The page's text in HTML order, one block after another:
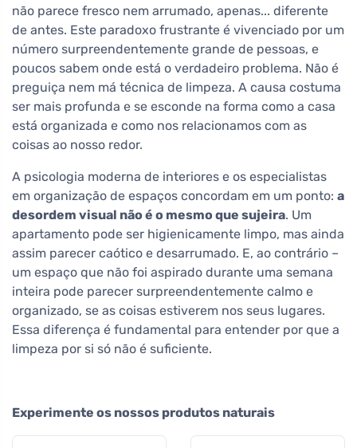
não parece fresco nem arrumado, apenas... diferente
de antes. Este paradoxo frustrante é vivenciado por um
número surpreendentemente grande de pessoas, e
poucos sabem onde está o verdadeiro problema. Não é
preguiça nem má técnica de limpeza. A causa costuma
ser mais profunda e se esconde na forma como a casa
está organizada e como nos relacionamos com as
coisas ao nosso redor.
A psicologia moderna de interiores e os especialistas
em organização de espaços concordam em um ponto: a
desordem visual não é o mesmo que sujeira. Um
apartamento pode ser higienicamente limpo, mas ainda
assim parecer caótico e desarrumado. E, ao contrário –
um espaço que não foi aspirado durante uma semana
inteira pode parecer surpreendentemente calmo e
organizado, se as coisas estiverem nos seus lugares.
Essa diferença é fundamental para entender por que a
limpeza por si só não é suficiente.
Experimente os nossos produtos naturais